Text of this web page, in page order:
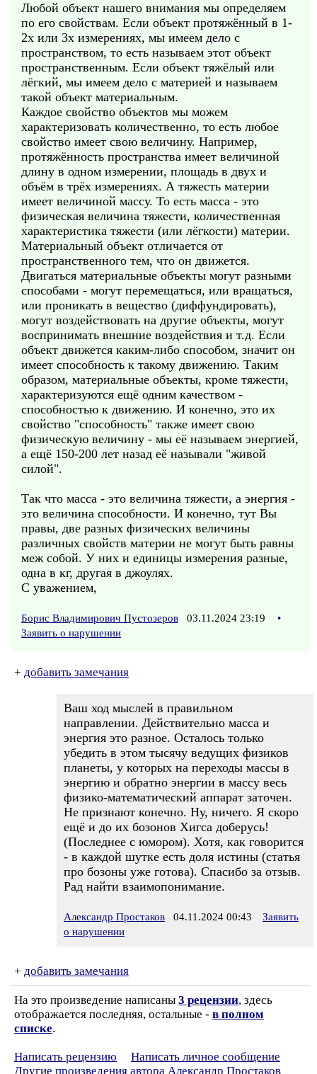
Любой объект нашего внимания мы определяем
по его свойствам. Если объект протяжённый в 1-
2х или 3х измерениях, мы имеем дело с
пространством, то есть называем этот объект
пространственным. Если объект тяжёлый или
лёгкий, мы имеем дело с материей и называем
такой объект материальным.
Каждое свойство объектов мы можем
характеризовать количественно, то есть любое
свойство имеет свою величину. Например,
протяжённость пространства имеет величиной
длину в одном измерении, площадь в двух и
объём в трёх измерениях. А тяжесть материи
имеет величиной массу. То есть масса - это
физическая величина тяжести, количественная
характеристика тяжести (или лёгкости) материи.
Материальный объект отличается от
пространственного тем, что он движется.
Двигаться материальные объекты могут разными
способами - могут перемещаться, или вращаться,
или проникать в вещество (диффундировать),
могут воздействовать на другие объекты, могут
воспринимать внешние воздействия и т.д. Если
объект движется каким-либо способом, значит он
имеет способность к такому движению. Таким
образом, материальные объекты, кроме тяжести,
характеризуются ещё одним качеством -
способностью к движению. И конечно, это их
свойство "способность" также имеет свою
физическую величину - мы её называем энергией,
а ещё 150-200 лет назад её называли "живой
силой".
Так что масса - это величина тяжести, а энергия -
это величина способности. И конечно, тут Вы
правы, две разных физических величины
различных свойств материи не могут быть равны
меж собой. У них и единицы измерения разные,
одна в кг, другая в джоулях.
С уважением,
Борис Владимирович Пустозеров 03.11.2024 23:19
•
Заявить о нарушении
+ добавить замечания
Ваш ход мыслей в правильном
направлении. Действительно масса и
энергия это разное. Осталось только
убедить в этом тысячу ведущих физиков
планеты, у которых на переходы массы в
энергию и обратно энергии в массу весь
физико-математический аппарат заточен.
Не признают конечно. Ну, ничего. Я скоро
ещё и до их бозонов Хигса доберусь!
(Последнее с юмором). Хотя, как говорится
- в каждой шутке есть доля истины (статья
про бозоны уже готова). Спасибо за отзыв.
Рад найти взаимопонимание.
Александр Простаков 04.11.2024 00:43
Заявить
о нарушении
+ добавить замечания
На это произведение написаны 3 рецензии, здесь
отображается последняя, остальные - в полном
списке.
Написать рецензию
Написать личное сообщение
Другие произведения автора Александр Простаков